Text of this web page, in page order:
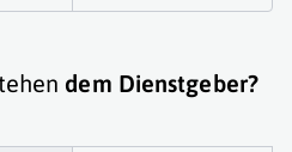
dem Dienstgeber?